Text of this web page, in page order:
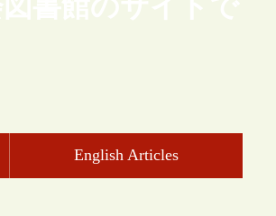
書館のサイトで
English Articles